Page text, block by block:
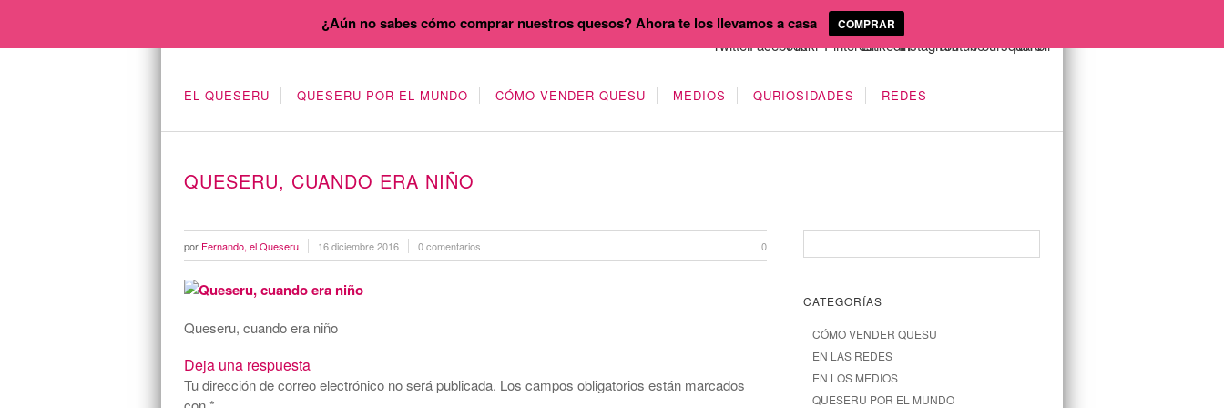
EL QUESERU QUESERU POR EL MUNDO CÓMO VENDER QUESU MEDIOS QURIOSIDADES REDES
QUESERU, CUANDO ERA NIÑO
por Fernando, el Queseru 16 diciembre 2016 0 comentarios 0
Queseru, cuando era niño
Deja una respuesta
Tu dirección de correo electrónico no será publicada. Los campos obligatorios están marcados
CATEGORÍAS
CÓMO VENDER QUESU
EN LAS REDES
EN LOS MEDIOS
QUESERU POR EL MUNDO
¿Aún no sabes cómo comprar nuestros quesos? Ahora te los llevamos a casa COMPRAR